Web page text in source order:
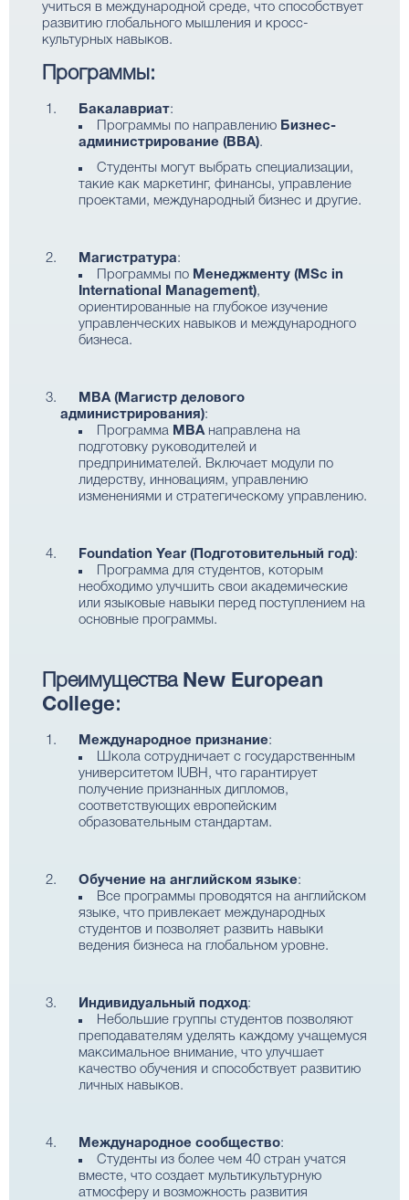
учиться в международной среде, что способствует
развитию глобального мышления и кросс-
культурных навыков.
Программы:
Бакалавриат:
Программы по направлению Бизнес-
администрирование (BBA).
Студенты могут выбрать специализации,
такие как маркетинг, финансы, управление
проектами, международный бизнес и другие.
Магистратура:
Программы по Менеджменту (MSc in
International Management),
ориентированные на глубокое изучение
управленческих навыков и международного
бизнеса.
MBA (Магистр делового
администрирования):
Программа MBAнаправлена на
подготовку руководителей и
предпринимателей. Включает модули по
лидерству, инновациям, управлению
изменениями и стратегическому управлению.
Foundation Year (Подготовительный год):
Программа для студентов, которым
необходимо улучшить свои академические
или языковые навыки перед поступлением на
основные программы.
Преимущества New European
College:
Международное признание:
Школа сотрудничает с государственным
университетом IUBH, что гарантирует
получение признанных дипломов,
соответствующих европейским
образовательным стандартам.
Обучение на английском языке:
Все программы проводятся на английском
языке, что привлекает международных
студентов и позволяет развить навыки
ведения бизнеса на глобальном уровне.
Индивидуальный подход:
Небольшие группы студентов позволяют
преподавателям уделять каждому учащемуся
максимальное внимание, что улучшает
качество обучения и способствует развитию
личных навыков.
Международное сообщество:
Студенты из более чем 40 стран учатся
вместе, что создает мультикультурную
атмосферу и возможность развития